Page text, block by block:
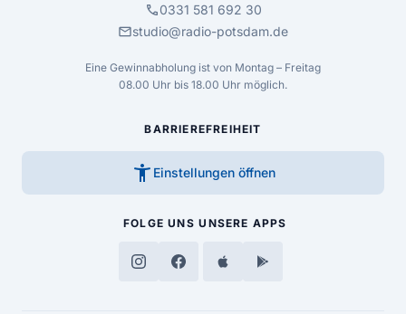
call0331 581 692 30
mailstudio@radio-potsdam.de
Eine Gewinnabholung ist von Montag – Freitag
08.00 Uhr bis 18.00 Uhr möglich.
BARRIEREFREIHEIT
accessibility_new Einstellungen öffnen
FOLGE UNS UNSERE APPS